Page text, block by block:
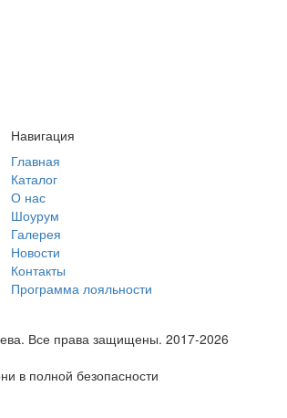
Навигация
Главная
Каталог
О нас
Шоурум
Галерея
Новости
Контакты
Программа лояльности
Все права защищены. 2017-2026
в полной безопасности